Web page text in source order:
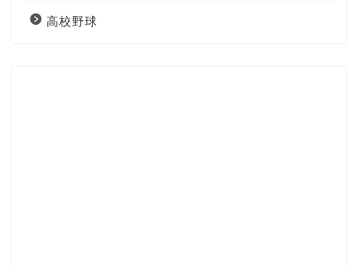
高校野球